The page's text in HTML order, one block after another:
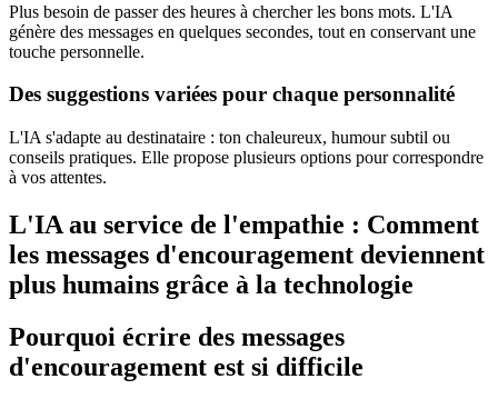
Plus besoin de passer des heures à chercher les bons mots. L'IA
génère des messages en quelques secondes, tout en conservant une
touche personnelle.
Des suggestions variées pour chaque personnalité
L'IA s'adapte au destinataire : ton chaleureux, humour subtil ou
conseils pratiques. Elle propose plusieurs options pour correspondre
à vos attentes.
L'IA au service de l'empathie : Comment
les messages d'encouragement deviennent
plus humains grâce à la technologie
Pourquoi écrire des messages
d'encouragement est si difficile